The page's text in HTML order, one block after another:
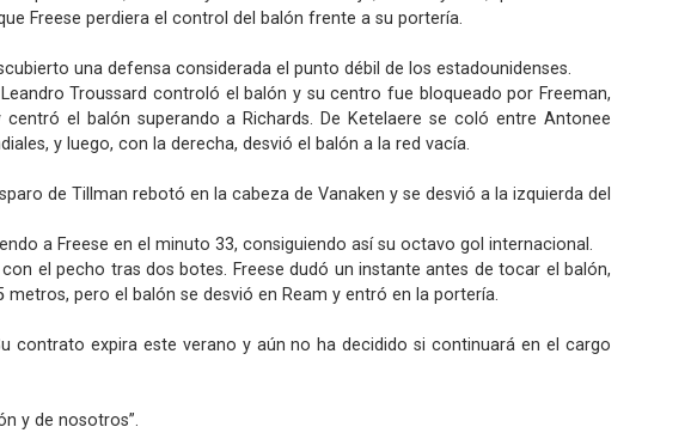
Freese perdiera el control del balón frente a su portería.
una defensa considerada el punto débil de los estadounidenses.
Troussard controló el balón y su centro fue bloqueado por Freeman,
el balón superando a Richards. De Ketelaere se coló entre Antonee
y luego, con la derecha, desvió el balón a la red vacía.
de Tillman rebotó en la cabeza de Vanaken y se desvió a la izquierda del
a Freese en el minuto 33, consiguiendo así su octavo gol internacional.
el pecho tras dos botes. Freese dudó un instante antes de tocar el balón,
pero el balón se desvió en Ream y entró en la portería.
contrato expira este verano y aún no ha decidido si continuará en el cargo
y de nosotros”.